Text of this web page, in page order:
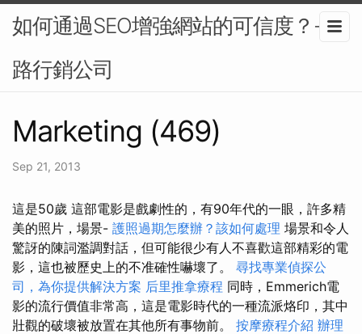
如何通過SEO增強網站的可信度？-網
路行銷公司
Marketing (469)
Sep 21, 2013
這是50歲 這部電影是戲劇性的，有90年代的一眼，許多精
美的照片，場景- 護照過期怎麼辦？該如何處理 場景和令人
驚訝的陳詞濫調對話，但可能很少有人不喜歡這部精彩的電
影，這也被歷史上的不准確性嚇壞了。 尋找專業偵探公
司，為你提供解決方案 后里推拿療程 同時，Emmerich電
影的流行價值非常高，這是電影時代的一種流派烙印，其中
壯觀的破壞被放置在其他所有事物前。 按摩療程介紹 辦理